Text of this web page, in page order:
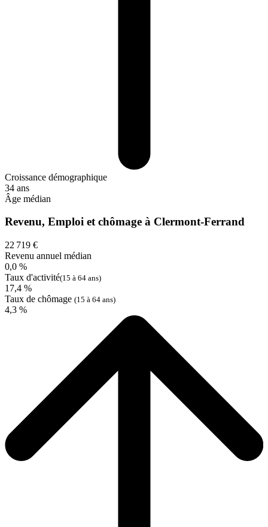
Croissance démographique
34 ans
Âge médian
Revenu, Emploi et chômage à Clermont-Ferrand
22 719 €
Revenu annuel médian
0,0 %
Taux d'activité(15 à 64 ans)
17,4 %
Taux de chômage (15 à 64 ans)
4,3 %